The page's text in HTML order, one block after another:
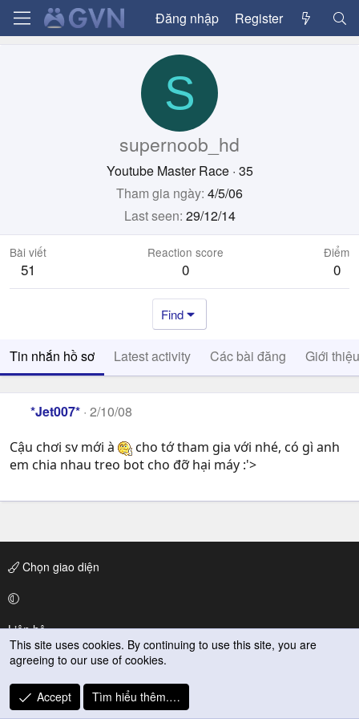
Đăng nhập Register
S
supernoob_hd
Youtube Master Race · 35
Tham gia ngày 4/5/06
Last seen 29/12/14
Bài viết
51
Reaction score
0
Điểm
0
Find
Tin nhắn hồ sơ Latest activity Các bài đăng Giới thiệu
*Jet007* 2/10/08
Cậu chơi sv mới à
cho tớ tham gia với nhé, có gì anh
em chia nhau treo bot cho đỡ hại máy :'>
Chọn giao diện
Liên hệ
Quy định và Nội quy
Privacy Policy
This site uses cookies. By continuing to use this site, you are
agreeing to our use of cookies.
Accept Tìm hiểu thêm.…